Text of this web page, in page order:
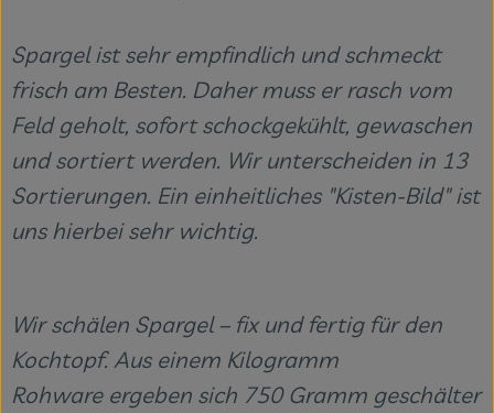
Spargel ist sehr empfindlich und schmeckt
frisch am Besten. Daher muss er rasch vom
Feld geholt, sofort schockgekühlt, gewaschen
und sortiert werden. Wir unterscheiden in 13
Sortierungen. Ein einheitliches "Kisten-Bild" ist
uns hierbei sehr wichtig.
Wir schälen Spargel – fix und fertig für den
Kochtopf. Aus einem Kilogramm
Rohware ergeben sich 750 Gramm geschälter